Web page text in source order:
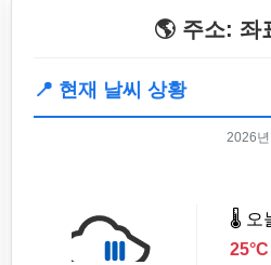
🌎 주소: 좌
📍 현재 날씨 상황
2026
🌡️ 오
25°C